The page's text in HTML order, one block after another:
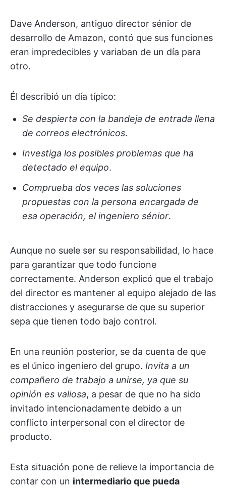
Dave Anderson, antiguo director sénior de
desarrollo de Amazon, contó que sus funciones
eran impredecibles y variaban de un día para
otro.
Él describió un día típico:
Se despierta con la bandeja de entrada llena
de correos electrónicos.
Investiga los posibles problemas que ha
detectado el equipo.
Comprueba dos veces las soluciones
propuestas con la persona encargada de
esa operación, el ingeniero sénior.
Aunque no suele ser su responsabilidad, lo hace
para garantizar que todo funcione
correctamente. Anderson explicó que el trabajo
del director es mantener al equipo alejado de las
distracciones y asegurarse de que su superior
sepa que tienen todo bajo control.
En una reunión posterior, se da cuenta de que
es el único ingeniero del grupo. Invita a un
compañero de trabajo a unirse, ya que su
opinión es valiosa, a pesar de que no ha sido
invitado intencionadamente debido a un
conflicto interpersonal con el director de
producto.
Esta situación pone de relieve la importancia de
contar con un intermediario que pueda